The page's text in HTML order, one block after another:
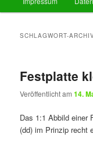
primären
sekundären
SCHLAGWORT-
Festplatte
Veröffentlicht am14.
Das 1:1 Abbild einer
(dd) im Prinzip recht